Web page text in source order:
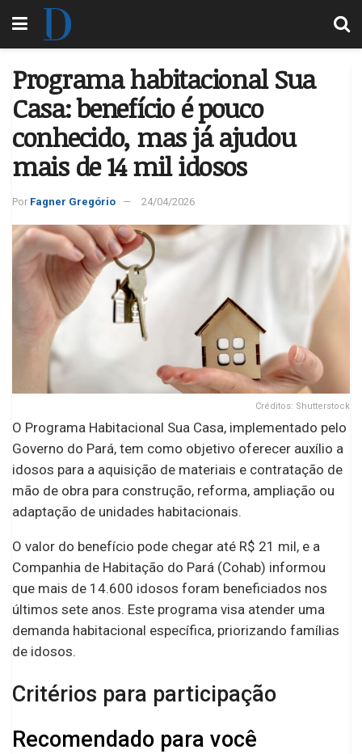
Programa habitacional Sua
Casa: benefício é pouco
conhecido, mas já ajudou
mais de 14 mil idosos
Por Fagner Gregório 24/04/2026
Créditos: Shutterstock
O Programa Habitacional Sua Casa, implementado pelo
Governo do Pará, tem como objetivo oferecer auxílio a
idosos para a aquisição de materiais e contratação de
mão de obra para construção, reforma, ampliação ou
adaptação de unidades habitacionais.
O valor do benefício pode chegar até R$ 21 mil, e a
Companhia de Habitação do Pará (Cohab) informou
que mais de 14.600 idosos foram beneficiados nos
últimos sete anos. Este programa visa atender uma
demanda habitacional específica, priorizando famílias
de idosos.
Critérios para participação
Recomendado para você